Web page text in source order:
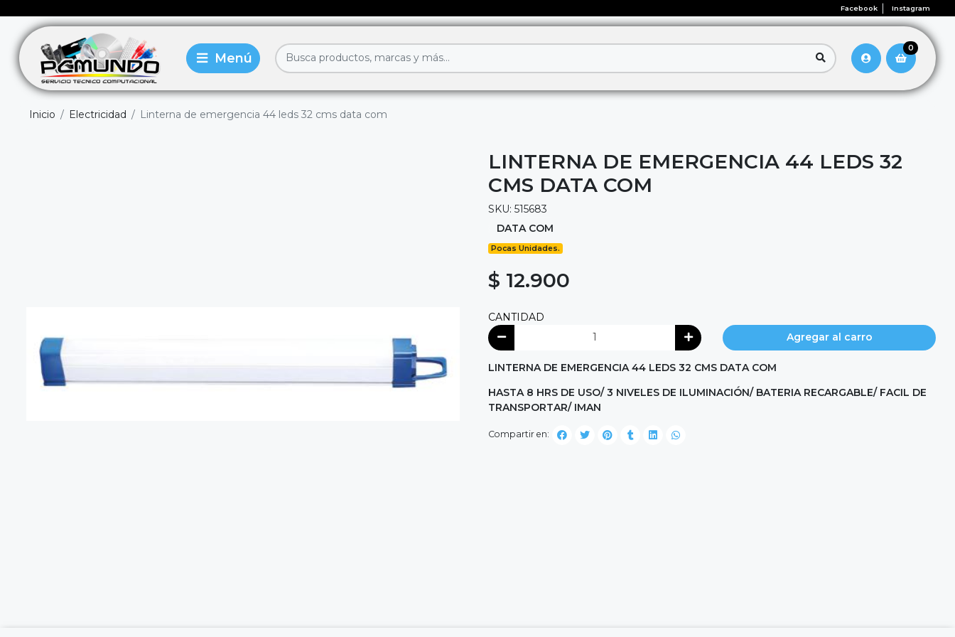
Facebook Instagram
0
Inicio Electricidad Linterna de emergencia 44 leds 32 cms data com
LINTERNA DE EMERGENCIA 44 LEDS 32
CMS DATA COM
SKU: 515683
DATA COM
Pocas Unidades.
$ 12.900
CANTIDAD
Agregar al carro
LINTERNA DE EMERGENCIA 44 LEDS 32 CMS DATA COM
HASTA 8 HRS DE USO/ 3 NIVELES DE ILUMINACIÓN/ BATERIA RECARGABLE/ FACIL DE
TRANSPORTAR/ IMAN
Compartir en: